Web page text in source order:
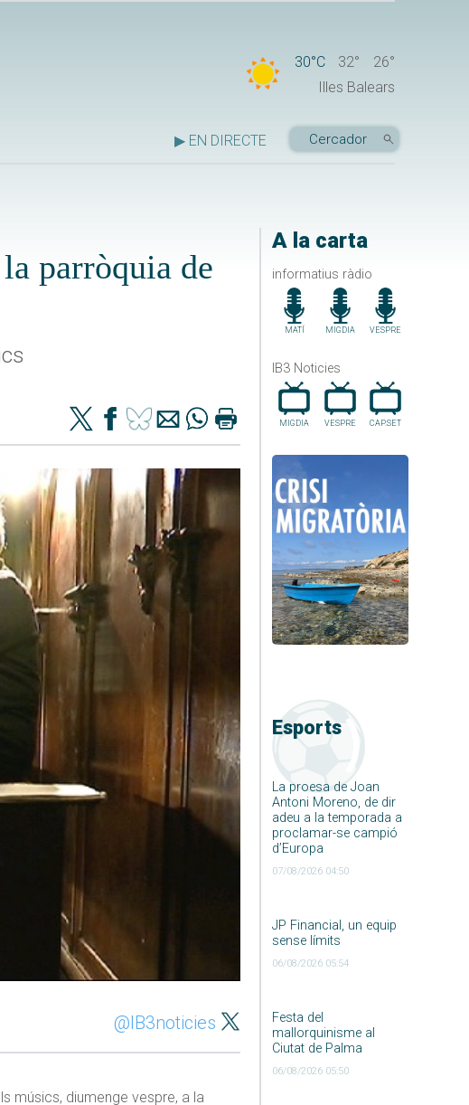
30°C 32°
26°
Illes Balears
▶ EN DIRECTE
A la carta
informatius ràdio
MATÍ MIGDIA VESPRE
IB3 Noticies
MIGDIA VESPRE CAP.SET
Esports
La proesa de Joan
Antoni Moreno, de dir
adeu a la temporada a
proclamar-se campió
d’Europa
07/08/2026 04:50
JP Financial, un equip
sense límits
06/08/2026 05:54
Festa del
mallorquinisme al
Ciutat de Palma
06/08/2026 05:50
parròquia de
@IB3noticies
músics, diumenge vespre, a la